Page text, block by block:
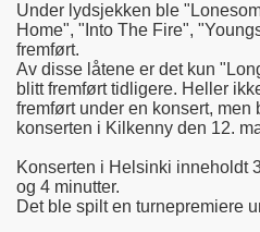
Under lydsjekken ble
Home", "Into The Fire",
fremført.
Av disse låtene er det kun
blitt fremført tidligere. Heller
fremført under en konsert, men
konserten i Kilkenny den 12.
Konserten i Helsinki inneholdt
og 4 minutter.
Det ble spilt en turnepremiere